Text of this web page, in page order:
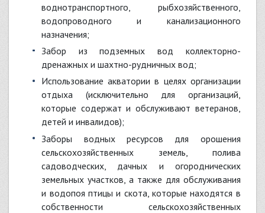
воднотранспортного, рыбхозяйственного,
водопроводного и канализационного
назначения;
забор из подземных вод коллекторно-
дренажных и шахтно-рудничных вод;
использование акватории в целях организации
отдыха (исключительно для организаций,
которые содержат и обслуживают ветеранов,
детей и инвалидов);
заборы водных ресурсов для орошения
сельскохозяйственных земель, полива
садоводческих, дачных и огороднических
земельных участков, а также для обслуживания
и водопоя птицы и скота, которые находятся в
собственности сельскохозяйственных